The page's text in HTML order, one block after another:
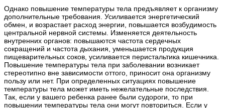
Однако повышение температуры тела предъявляет к организму
дополнительные требования. Усиливается энергетический
обмен, и возрастает расход энергии, повышается возбудимость
центральной нервной системы. Изменяется деятельность
внутренних органов: повышаются частота сердечных
сокращений и частота дыхания, уменьшается продукция
пищеварительных соков, усиливается перистальтика кишечника.
Повышение температуры тела при заболевании возникает
стереотипно вне зависимости оттого, приносит она организму
пользу или нет. При определенных ситуациях повышение
температуры тела может иметь нежелательные последствия.
Так, если у вашего ребенка ранее были судороги, то при
повышении температуры тела они могут повториться. Если у